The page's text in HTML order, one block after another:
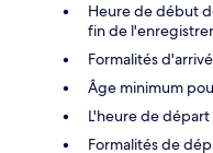
Heure de début
fin de
Formalités
Âge minimum
L'heure de départ
Formalités de